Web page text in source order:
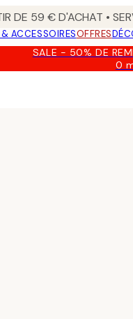
DE 59 € D'ACHAT •
ACCESSOIRESOFFRES
SALE - 50% DE
0